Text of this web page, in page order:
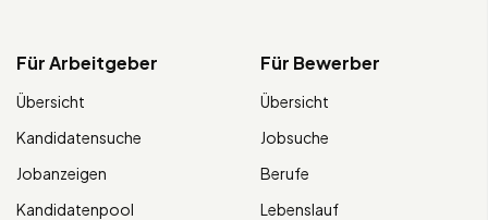
Für Arbeitgeber
Übersicht
Kandidatensuche
Jobanzeigen
Kandidatenpool
Für Bewerber
Übersicht
Jobsuche
Berufe
Lebenslauf